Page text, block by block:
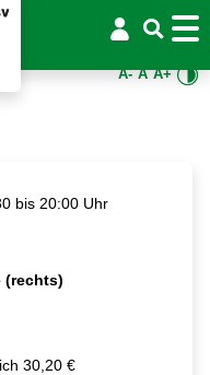
A- A A+
bis 20:00 Uhr
(rechts)
30,20 €